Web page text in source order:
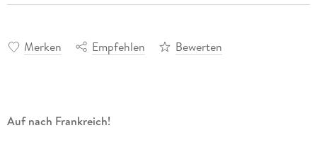
Merken Empfehlen Bewerten
Auf nach Frankreich!